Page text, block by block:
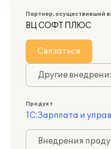
Партнер, осуществивший
ВЦ СОФТ ПЛЮС
Связаться
Другие
Продукт
1С:Зарплата и
Внедрения